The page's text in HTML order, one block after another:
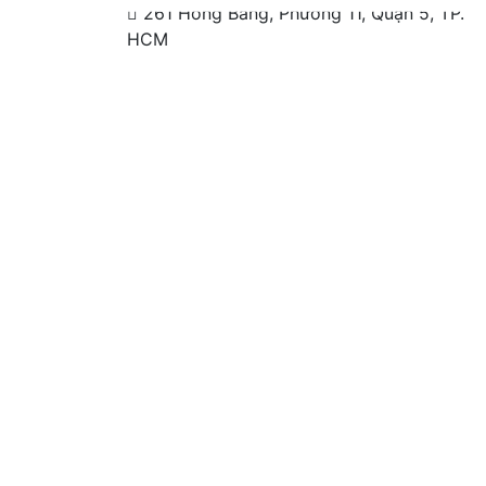
261 Hồng Bàng, Phường 11, Quận 5, TP.
HCM